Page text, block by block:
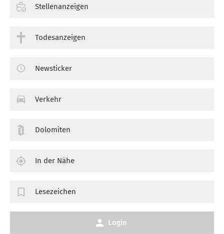
Stellenanzeigen
Todesanzeigen
Newsticker
Verkehr
Dolomiten
In der Nähe
Lesezeichen
Login